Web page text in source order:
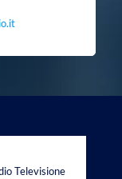
Televisione